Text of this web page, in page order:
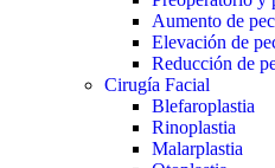
Aumento de
Elevación de
Reducción de
Cirugía Facial
Blefaroplastia
Rinoplastia
Malarplastia